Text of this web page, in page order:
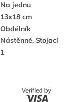
Na jednu
13x18 cm
Obdélník
Nástěnné, Stojací
1